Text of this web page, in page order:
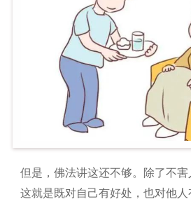
但是，佛法讲这还不够。除了不害
这就是既对自己有好处，也对他